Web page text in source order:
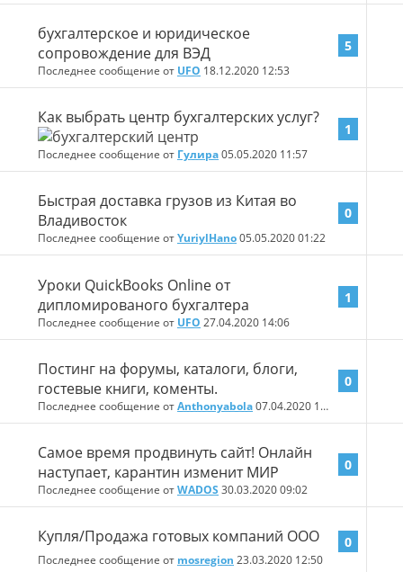
бухгалтерское и юридическое
сопровождение для ВЭД
Последнее сообщение от UFO 18.12.2020 12:53
5
Как выбрать центр бухгалтерских услуг?
Последнее сообщение от Гулира05.05.2020 11:57
1
Быстрая доставка грузов из Китая во
Владивосток
Последнее сообщение отYuriylHano05.05.202001:22
0
Уроки QuickBooks Online от
дипломированого бухгалтера
Последнее сообщение от UFO 27.04.2020 14:06
1
Постинг на форумы, каталоги, блоги,
гостевые книги, коменты.
Последнее сообщение отAnthonyabola07.04.2020 15:00
0
Самое время продвинуть сайт! Онлайн
наступает, карантин изменит МИР
Последнее сообщение отWADOS 30.03.202009:02
0
Купля/Продажа готовых компаний ООО
Последнее сообщение от mosregion 23.03.2020 12:50
0